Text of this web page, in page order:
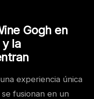
Gogh en
la
experiencia única
fusionan en un